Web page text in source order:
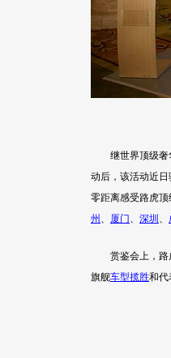
继世界顶级奢
动后，该活动近
零距离感受路虎顶
州
厦门 深圳
赏鉴会上， 路
旗舰车型揽胜和代